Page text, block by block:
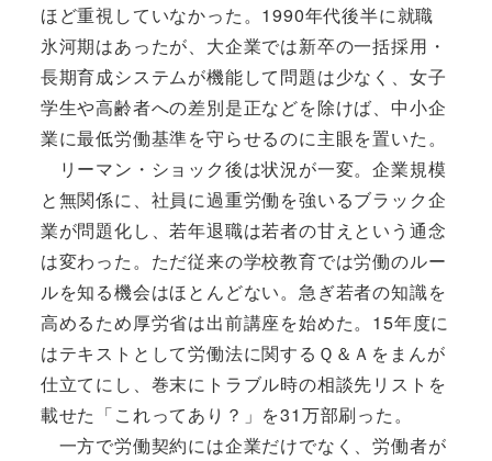
ほど重視していなかった。1990年代後半に就職
氷河期はあったが、大企業では新卒の一括採用・
長期育成システムが機能して問題は少なく、女子
学生や高齢者への差別是正などを除けば、中小企
業に最低労働基準を守らせるのに主眼を置いた。
リーマン・ショック後は状況が一変。企業規模
と無関係に、社員に過重労働を強いるブラック企
業が問題化し、若年退職は若者の甘えという通念
は変わった。ただ従来の学校教育では労働のルー
ルを知る機会はほとんどない。急ぎ若者の知識を
高めるため厚労省は出前講座を始めた。15年度に
はテキストとして労働法に関するＱ＆Ａをまんが
仕立てにし、巻末にトラブル時の相談先リストを
載せた「これってあり？」を31万部刷った。
一方で労働契約には企業だけでなく、労働者が